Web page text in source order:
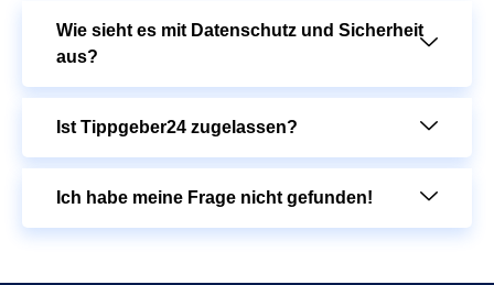
Wie sieht es mit Datenschutz und Sicherheit
aus?
Ist Tippgeber24 zugelassen?
Ich habe meine Frage nicht gefunden!